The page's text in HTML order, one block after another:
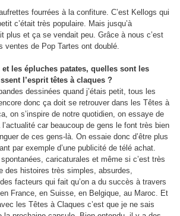
fourrées à la confiture. C’est Kellogs qui
c’était très populaire. Mais jusqu’à
plus et ça se vendait peu. Grâce à nous c’est
ventes de Pop Tartes ont doublé.
et les épluches patates, quelles sont les
l’esprit têtes à claques ?
dessinées quand j’étais petit, tous les
donc ça doit se retrouver dans les Têtes à
on s’inspire de notre quotidien, on essaye de
car beaucoup de gens le font très bien
de ces gens-là. On essaie donc d’être plus
par exemple d’une publicité de télé achat.
caricaturales et même si c’est très
des histoires très simples, absurdes,
facteurs qui fait qu’on a du succès à travers
France, en Suisse, en Belgique, au Maroc. Et
les Têtes à Claques c’est que je ne sais